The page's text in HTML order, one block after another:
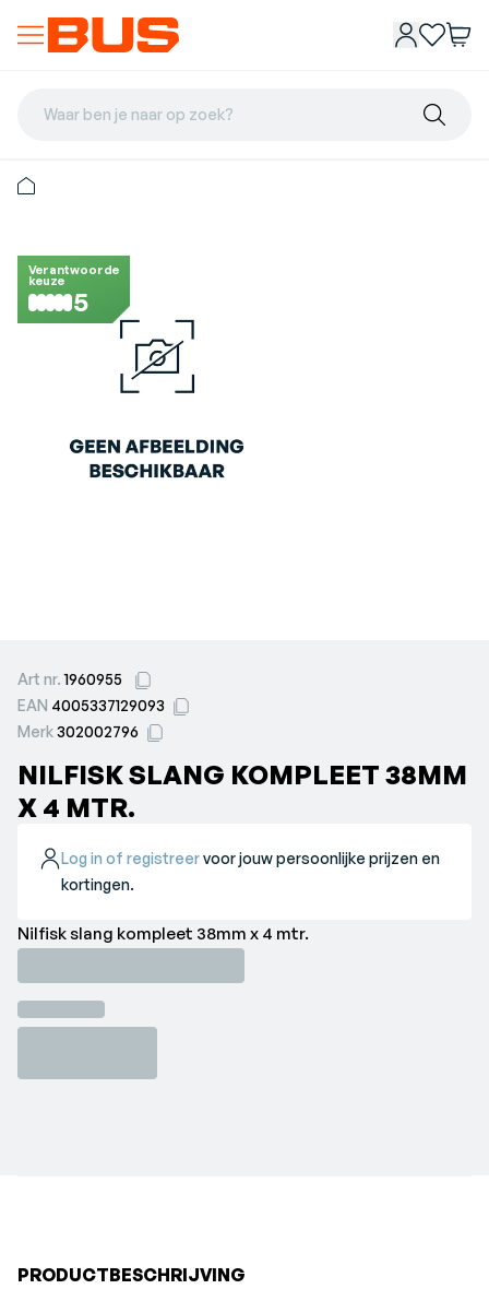
Waar ben je naar op zoek?
Verantwoorde
keuze
5
Art nr.1960955
EAN 4005337129093
Merk302002796
NILFISK SLANG KOMPLEET 38MM
X 4 MTR.
Log in of registreervoor jouw persoonlijke prijzen en
kortingen.
Nilfisk slang kompleet 38mm x 4 mtr.
PRODUCTBESCHRIJVING